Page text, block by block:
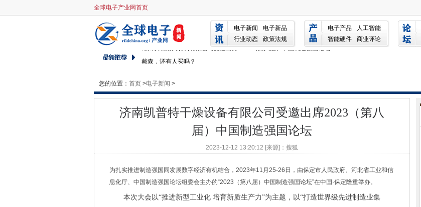
全球电子产业网首页
电子新闻
电子新品
行业动态
政策法规
电子产品
人工智能
智能硬件
商业评论
格诺生物受邀出席2023（第八届）中国制造强国论坛
江苏奇一科技有限公司受邀出席2023（第八届）中国制造强国论坛
锦州长城耐火材料有限公司受邀出席2023（第八届）中国制造强国论坛
商宇（深圳）科技有限公司受邀出席2023（第八届）中国制造强国论坛
浙江亚迪纳新材料科技股份有限公司受邀出席2023（第八届）中国制造强国论坛
京津联动，首发推介12项医药健康新技术新产品
32项需求发布，一批重点企业、机构集中签约，中关村论坛系列技术交易活动走进雄安
ROHM开发出600V耐压Super Junction MOSFET
罗姆与Quanmatic公司利用量子技术优化制造工序并完成验证
戴森首款洗地机，再次“颠覆”行业
您的位置： 首页 >电子新闻 >
济南凯普特干燥设备有限公司受邀出席2023（第八
届）中国制造强国论坛
2023-12-12 13:20:12 [来源]：搜狐
为扎实推进制造强国同发展数字经济有机结合，2023年11月25-26日，由保定市人民政府、河北省工业和信
息化厅、中国制造强国论坛组委会主办的“2023（第八届）中国制造强国论坛”在中国·保定隆重举办。
本次大会以“推进新型工业化 培育新质生产力”为主题，以“打造世界级先进制造业集